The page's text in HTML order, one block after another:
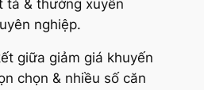
tả & thường xuyên
nghiệp.
giữa giảm giá khuyến
chọn & nhiều số căn